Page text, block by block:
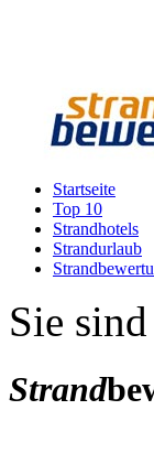
Startseite
Top 10
Strandhotels
Strandurlaub
Sie
Strand